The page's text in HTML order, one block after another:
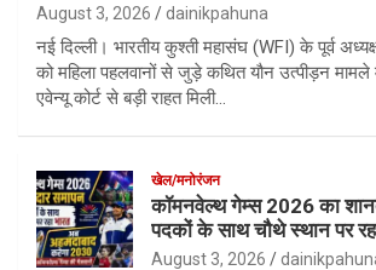
August 3, 2026 dainikpahuna
नई दिल्ली। भारतीय कुश्ती महासंघ (WFI) के पूर्व
को महिला पहलवानों से जुड़े कथित यौन उत्पीड़न मामले
एवेन्यू कोर्ट से बड़ी राहत मिली…
खेल/मनोरंजन
कॉमनवेल्थ गेम्स 2026 का
पदकों के साथ चौथे स्थान पर
August 3, 2026